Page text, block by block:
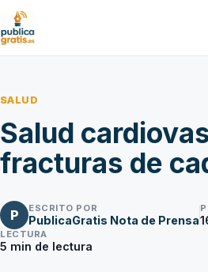
SALUD
Salud
fracturas de
P ESCRITO POR
PublicaGratis Nota de Prensa
LECTURA
5 min de lectura